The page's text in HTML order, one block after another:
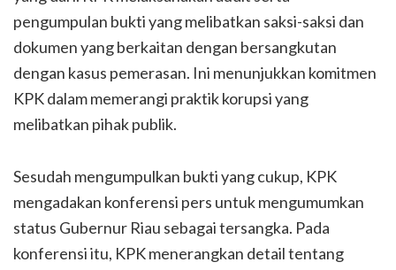
pengumpulan bukti yang melibatkan saksi-saksi dan
dokumen yang berkaitan dengan bersangkutan
dengan kasus pemerasan. Ini menunjukkan komitmen
KPK dalam memerangi praktik korupsi yang
melibatkan pihak publik.
Sesudah mengumpulkan bukti yang cukup, KPK
mengadakan konferensi pers untuk mengumumkan
status Gubernur Riau sebagai tersangka. Pada
konferensi itu, KPK menerangkan detail tentang